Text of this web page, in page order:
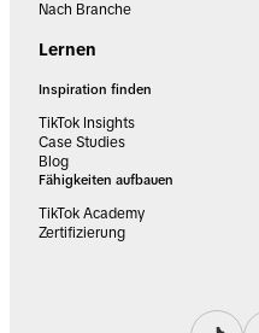
Nach Branche
Lernen
Inspiration finden
TikTok Insights
Case Studies
Blog
Fähigkeiten aufbauen
TikTok Academy
Zertifizierung